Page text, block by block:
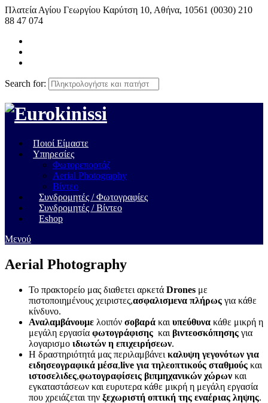
Πλατεία Αγίου Γεωργίου Καρύτση 10, Αθήνα, 10561 (0030) 210
88 47 074
Search for:
Ποιοί Είμαστε
Υπηρεσίες
Φωτορεπορτάζ
Aerial Photography
Βίντεο
Συνδρομητές / Φωτογραφίες
Συνδρομητές / Βίντεο
Eshop
Μενού
Aerial Photography
Το πρακτορείο μας διαθετει αρκετά Drones με
πιστοποιημένους χειριστες,ασφαλισμενα πλήρως για κάθε
κίνδυνο.
Αναλαμβάνουμε λοιπόν σοβαρά και υπεύθυνα κάθε μικρή η
μεγάλη εργασία φωτογράφισης και βιντεοσκόπησης για
λογαρισμο ιδιωτών η επιχειρήσεων.
Η δραστηριότητά μας περιλαμβάνει καλυψη γεγονότων για
ειδησεογραφικά μέσα,live για τηλεοπτικούς σταθμούς και
ιστοσελιδες,φωτογραφίσεις βιπμηχανικών χώρων και
εγκαταστάσεων και ευρυτερα κάθε μικρή η μεγάλη εργασία
που χρειάζεται την ξεχωριστή οπτική της εναέριας ληψης.